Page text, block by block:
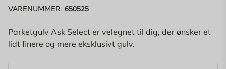
VARENUMMER: 650525
Parketgulv Ask Select er velegnet til dig, der ønsker et
lidt finere og mere eksklusivt gulv.